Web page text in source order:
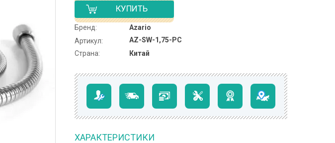
КУПИТЬ
Бренд:
Azario
Артикул:
AZ-SW-1,75-PC
Страна:
Китай
ХАРАКТЕРИСТИКИ